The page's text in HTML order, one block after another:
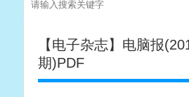
【电子杂志】电脑报
期)PDF